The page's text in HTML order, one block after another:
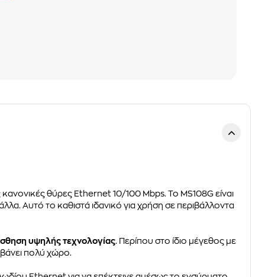
κανονικές θύρες Ethernet 10/100 Mbps. Το MS108G είναι
Αυτό το καθιστά ιδανικό για χρήση σε περιβάλλοντα
υψηλής τεχνολογίας. Περίπου στο ίδιο μέγεθος με
πολύ χώρο.